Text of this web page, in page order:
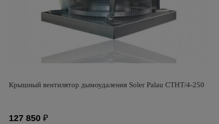
Крышный вентилятор дымоудаления Soler Palau CTHT/4-250
127 850 ₽